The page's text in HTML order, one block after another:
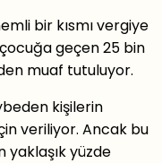
bir kısmı vergiye
geçen 25 bin
muaf tutuluyor.
kişilerin
veriliyor. Ancak bu
yüzde